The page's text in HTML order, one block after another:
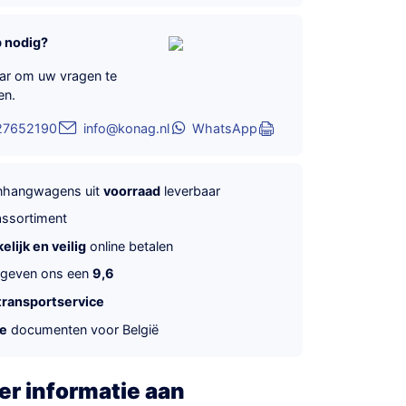
nodig?
om uw vragen te
info@konag.nl WhatsApp
uit voorraad leverbaar
en veilig online betalen
ons een 9,6
documenten voor België
informatie aan